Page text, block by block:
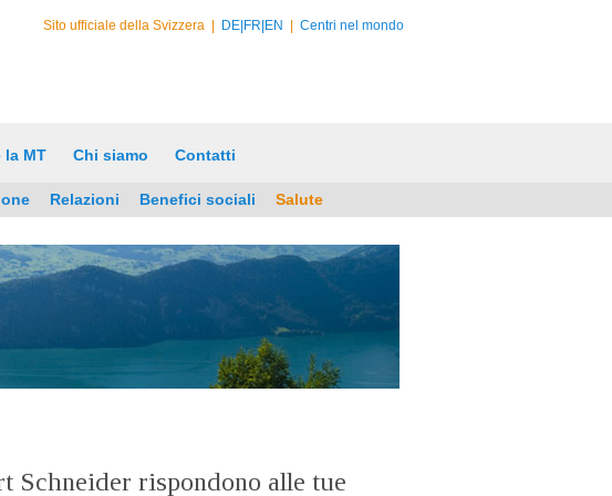
Centri nel mondo
DE| FR| EN
Sito ufficiale della Svizzera
la MT Chi siamo Contatti
Relazioni Benefici sociali Salute
Schneider rispondono alle tue